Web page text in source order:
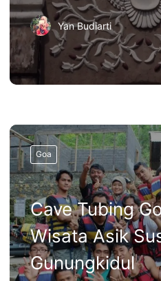
Yan Budiarti
Goa
Cave Tubing
Wisata Asik
Gunungkidul